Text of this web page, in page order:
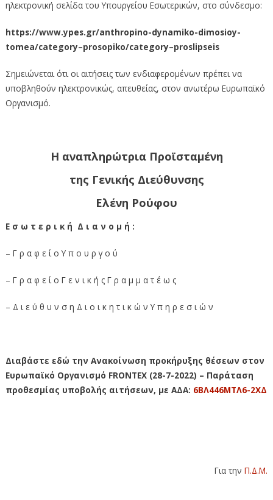
ηλεκτρονική σελίδα του Υπουργείου Εσωτερικών, στο σύνδεσμο:
https://www.ypes.gr/anthropino-dynamiko-dimosioy-
tomea/category–prosopiko/category–proslipseis
Σημειώνεται ότι οι αιτήσεις των ενδιαφερομένων πρέπει να
υποβληθούν ηλεκτρονικώς, απευθείας, στον ανωτέρω Ευρωπαϊκό
Οργανισμό.
Η αναπληρώτρια Προϊσταμένη
της Γενικής Διεύθυνσης
Ελένη Ρούφου
Ε σ ω τ ε ρ ι κ ή Δ ι α ν ο μ ή :
– Γ ρ α φ ε ί ο Υ π ο υ ρ γ ο ύ
– Γ ρ α φ ε ί ο Γ ε ν ι κ ή ς Γ ρ α μ μ α τ έ ω ς
– Δ ι ε ύ θ υ ν σ η Δ ι ο ι κ η τ ι κ ώ ν Υ π η ρ ε σ ι ώ ν
Διαβάστε εδώ την Ανακοίνωση προκήρυξης θέσεων στον
Ευρωπαϊκό Οργανισμό FRONTEX (28-7-2022) – Παράταση
προθεσμίας υποβολής αιτήσεων, με ΑΔΑ: 6ΒΛ446ΜΤΛ6-2ΧΔ
Για τηνΠ.Δ.Μ.